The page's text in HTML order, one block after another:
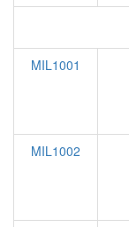
MIL1001
MIL1002